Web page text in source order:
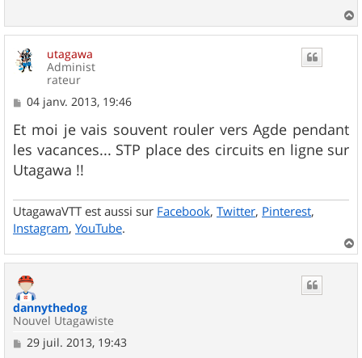
a
utagawa
Administ
rateur
M
s
s
a
g
e
04 janv. 2013, 19:46
Et moi je vais souvent rouler vers Agde pendant
les vacances... STP place des circuits en ligne sur
Utagawa !!
UtagawaVTT est aussi sur Facebook, Twitter, Pinterest,
Instagram, YouTube.
a
dannythedog
Nouvel Utagawiste
M
29 juil. 2013, 19:43